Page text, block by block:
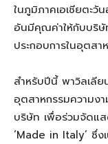
ในภูมิภาคเอเชียตะวั
อันมีคุณค่าให้กับบริษั
ประกอบการในอุตส
สำหรับปีนี้ พาวิลเลี
อุตสาหกรรมความง
บริษัท เพื่อร่วมจัดแ
‘Made in Italy’